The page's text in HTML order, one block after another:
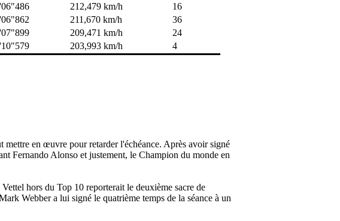
212,479 km/h
16
211,670 km/h
36
209,471 km/h
24
203,993 km/h 4
mettre en œuvre pour retarder l'échéance. Après avoir signé
Fernando Alonso et justement, le Champion du monde en
hors du Top 10 reporterait le deuxième sacre de
Webber a lui signé le quatrième temps de la séance à un